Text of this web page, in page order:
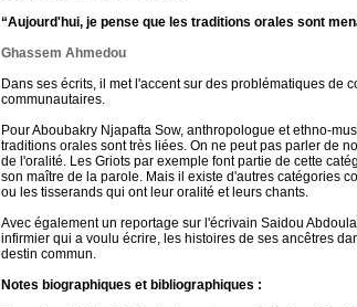
“Aujourd'hui, je pense que les traditions orales sont
Ghassem Ahmedou
Dans ses écrits, il met l'accent sur des problématiques de
communautaires.
Pour Aboubakry Njapafta Sow, anthropologue et ethno-
traditions orales sont très liées. On ne peut pas parler de
de l'oralité. Les Griots par exemple font partie de cette
son maître de la parole. Mais il existe d'autres catégories
ou les tisserands qui ont leur oralité et leurs chants.
Avec également un reportage sur l'écrivain Saidou
infirmier qui a voulu écrire, les histoires de ses ancêtres
destin commun.
Notes biographiques et bibliographiques :